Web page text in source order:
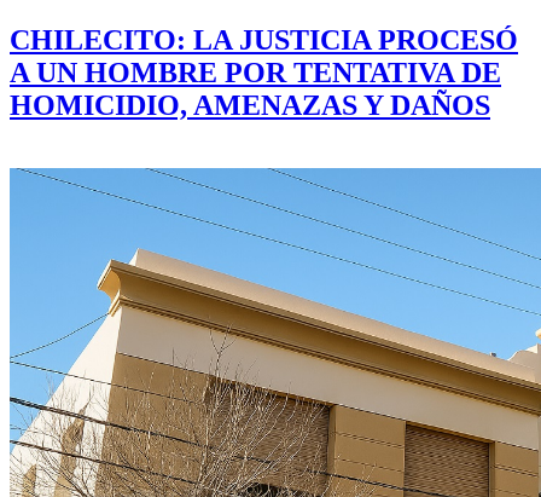
CHILECITO: LA JUSTICIA PROCESÓ
A UN HOMBRE POR TENTATIVA DE
HOMICIDIO, AMENAZAS Y DAÑOS